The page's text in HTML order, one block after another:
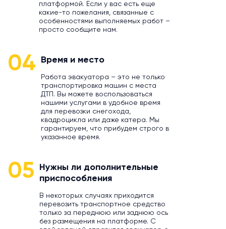
платформой. Если у вас есть еще
какие-то пожелания, связанные с
особенностями выполняемых работ –
просто сообщите нам.
04 Время и место
Работа эвакуатора – это не только
транспортировка машин с места
ДТП. Вы можете воспользоваться
нашими услугами в удобное время
для перевозки снегохода,
квадроцикла или даже катера. Мы
гарантируем, что прибудем строго в
указанное время.
05
Нужны ли дополнительные
приспособления
В некоторых случаях приходится
перевозить транспортное средство
только за переднюю или заднюю ось
без размещения на платформе. С